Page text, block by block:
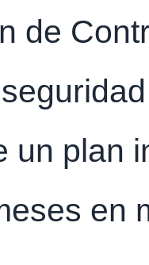
de
un plan
en